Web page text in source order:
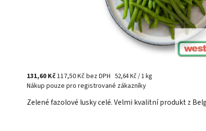
131,60 Kč117,50 Kč bez DPH 52,64 Kč / 1 kg
Nákup pouze pro registrované zákazníky
Zelené fazolové lusky celé. Velmi kvalitní produkt z